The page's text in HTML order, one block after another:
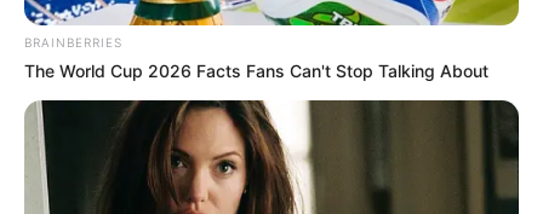
BRAINBERRIES
The World Cup 2026 Facts Fans Can't Stop Talking About